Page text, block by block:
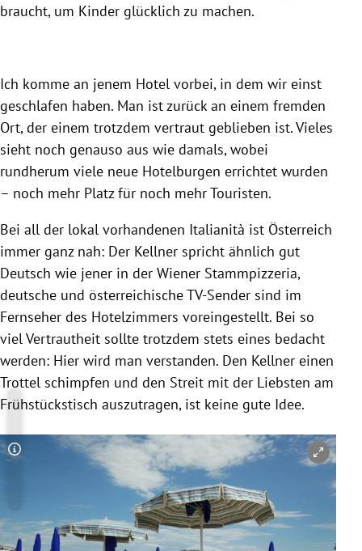
braucht, um Kinder glücklich zu machen.
Ich komme an jenem Hotel vorbei, in dem wir einst
geschlafen haben. Man ist zurück an einem fremden
Ort, der einem trotzdem vertraut geblieben ist. Vieles
sieht noch genauso aus wie damals, wobei
rundherum viele neue Hotelburgen errichtet wurden
– noch mehr Platz für noch mehr Touristen.
Bei all der lokal vorhandenen Italianità ist Österreich
immer ganz nah: Der Kellner spricht ähnlich gut
Deutsch wie jener in der Wiener Stammpizzeria,
deutsche und österreichische TV-Sender sind im
Fernseher des Hotelzimmers voreingestellt. Bei so
viel Vertrautheit sollte trotzdem stets eines bedacht
werden: Hier wird man verstanden. Den Kellner einen
Trottel schimpfen und den Streit mit der Liebsten am
Frühstückstisch auszutragen, ist keine gute Idee.
Copyright-Hinweis öffnen/schließen